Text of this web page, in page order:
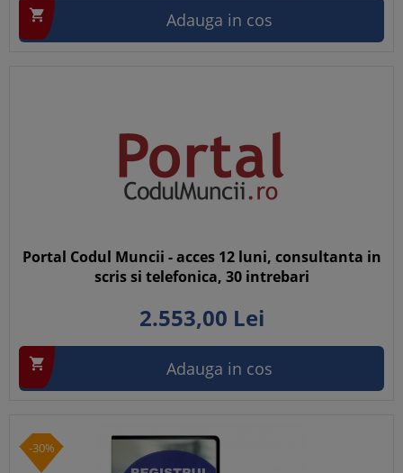
 Adauga in cos
Portal Codul Muncii - acces 12 luni, consultanta in
scris si telefonica, 30 intrebari
2.553,00 Lei
 Adauga in cos
-30%